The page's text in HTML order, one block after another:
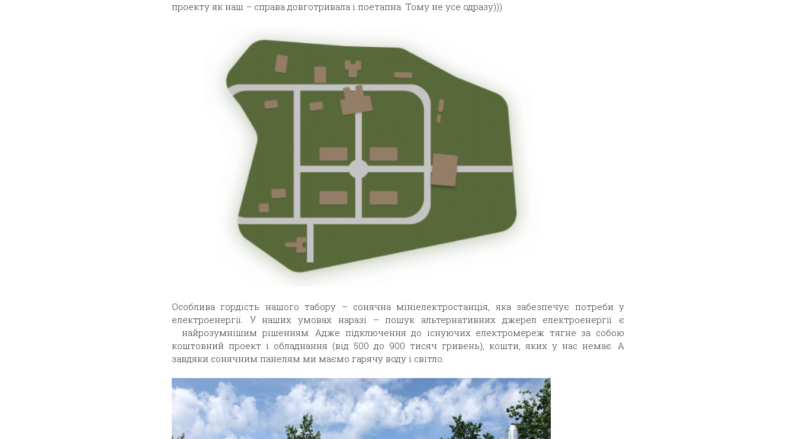
проекту як наш – справа довготривала і поетапна. Тому не усе одразу)))
Особлива гордість нашого табору – сонячна мініелектростанція, яка забезпечує потреби у
електроенергії. У наших умовах наразі – пошук альтернативних джерел електроенергії є
найрозумнішим рішенням. Адже підключення до існуючих електромереж тягне за собою
коштовний проект і обладнання (від 500 до 900 тисяч гривень), кошти, яких у нас немає. А
завдяки сонячним панелям ми маємо гарячу воду і світло.